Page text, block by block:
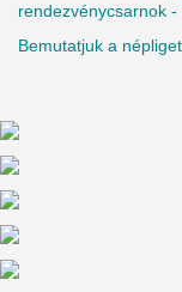
rendezvénycsarnok -
Bemutatjuk a